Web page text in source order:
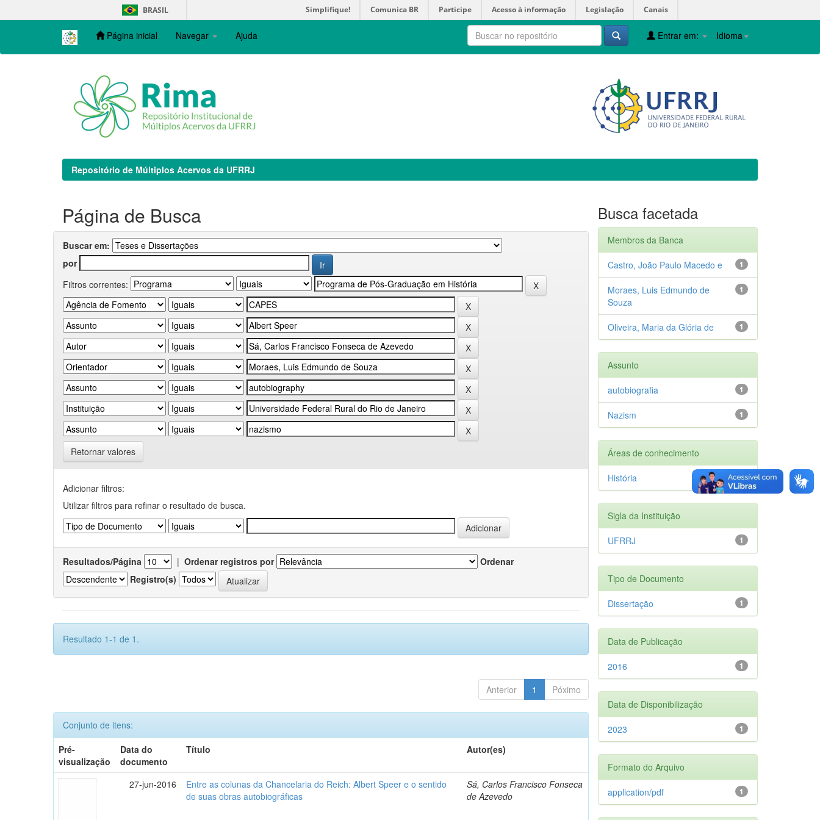
navigation
BRASIL Simplifique! Comunica BR Participe Acesso à informação Legislação Canais
Página inicial Navegar Ajuda Idioma
Entrar em:
Repositório de Múltiplos Acervos da UFRRJ
Página de Busca
Buscar em:
por
Filtros correntes:
Retornar valores
Adicionar filtros:
Utilizar filtros para refinar o resultado de busca.
Resultados/Página | Ordenar registros por
Ordenar
Registro(s)
Resultado 1-1 de 1.
Anterior 1 Póximo
Conjunto de itens:
Pré-
visualização
Data do
documento
Título Autor(es)
27-jun-2016
Entre as colunas da Chancelaria do Reich: Albert Speer e o sentido
de suas obras autobiográficas
Sá, Carlos Francisco Fonseca
de Azevedo
Busca facetada
Membros da Banca
1
Castro, João Paulo Macedo e
1
Moraes, Luis Edmundo de
Souza
1
Oliveira, Maria da Glória de
Assunto
1
autobiografia
1
Nazism
Áreas de conhecimento
1
História
Sigla da Instituição
1
UFRRJ
Tipo de Documento
1
Dissertação
Data de Publicação
1
2016
Data de Disponibilização
1
2023
Formato do Arquivo
1
application/pdf